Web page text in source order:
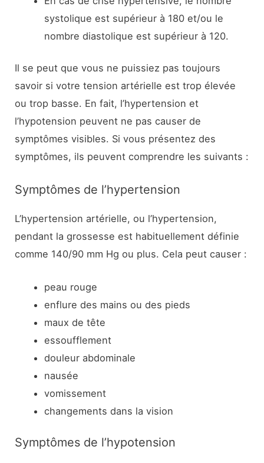
systolique est supérieur à 180 et/ou le
nombre diastolique est supérieur à 120.
Il se peut que vous ne puissiez pas toujours
savoir si votre tension artérielle est trop élevée
ou trop basse. En fait, l’hypertension et
l’hypotension peuvent ne pas causer de
symptômes visibles. Si vous présentez des
symptômes, ils peuvent comprendre les suivants :
Symptômes de l’hypertension
L’hypertension artérielle, ou l’hypertension,
pendant la grossesse est habituellement définie
comme 140/90 mm Hg ou plus. Cela peut causer :
peau rouge
enflure des mains ou des pieds
maux de tête
essoufflement
douleur abdominale
nausée
vomissement
changements dans la vision
Symptômes de l’hypotension